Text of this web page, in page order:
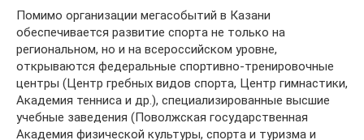
Помимо организации мегасобытий в Казани
обеспечивается развитие спорта не только на
региональном, но и на всероссийском уровне,
открываются федеральные спортивно-тренировочные
центры (Центр гребных видов спорта, Центр гимнастики,
Академия тенниса и др.), специализированные высшие
учебные заведения (Поволжская государственная
Академия физической культуры, спорта и туризма и